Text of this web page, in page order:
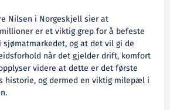
Nilsen i Norgeskjell sier at
er et viktig grep for å befeste
og at det vil gi de
når det gjelder drift, komfort
videre at dette er det første
historie, og dermed en viktig milepæl i